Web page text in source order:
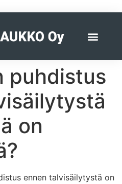
puhdistus
on
ennen talvisäilytystä on